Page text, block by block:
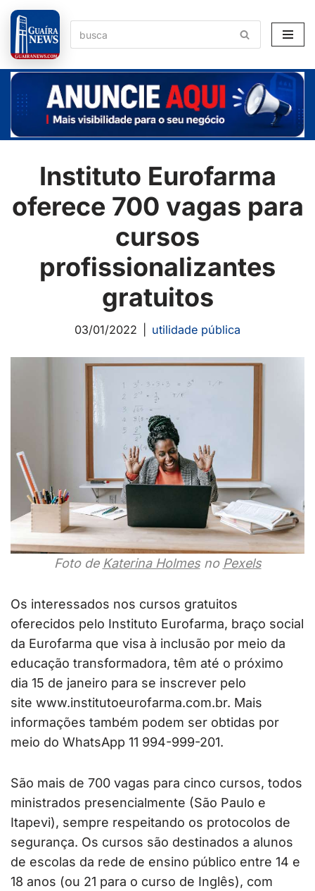
Pular
para
o
conteúdo
Instituto Eurofarma
oferece 700 vagas para
cursos
profissionalizantes
gratuitos
03/01/2022 utilidade pública
Foto de Katerina Holmesno Pexels
Os interessados nos cursos gratuitos
oferecidos pelo Instituto Eurofarma, braço social
da Eurofarma que visa à inclusão por meio da
educação transformadora, têm até o próximo
dia 15 de janeiro para se inscrever pelo
site www.institutoeurofarma.com.br. Mais
informações também podem ser obtidas por
meio do WhatsApp 11 994-999-201.
São mais de 700 vagas para cinco cursos, todos
ministrados presencialmente (São Paulo e
Itapevi), sempre respeitando os protocolos de
segurança. Os cursos são destinados a alunos
de escolas da rede de ensino público entre 14 e
18 anos (ou 21 para o curso de Inglês), com